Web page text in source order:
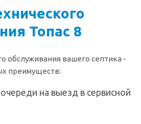
Топас 8
обслуживания вашего септика -
преимуществ:
на выезд в сервисной